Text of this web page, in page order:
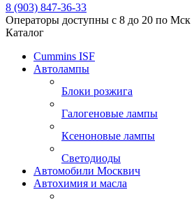
8 (903) 847-36-33
Операторы доступны с 8 до 20 по Мск
Каталог
Cummins ISF
Автолампы
Блоки розжига
Галогеновые лампы
Ксеноновые лампы
Светодиоды
Автомобили Москвич
Автохимия и масла